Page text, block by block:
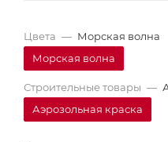
Цвета — Морская волна
Морская волна
Строительные товары —
Аэрозольная краска